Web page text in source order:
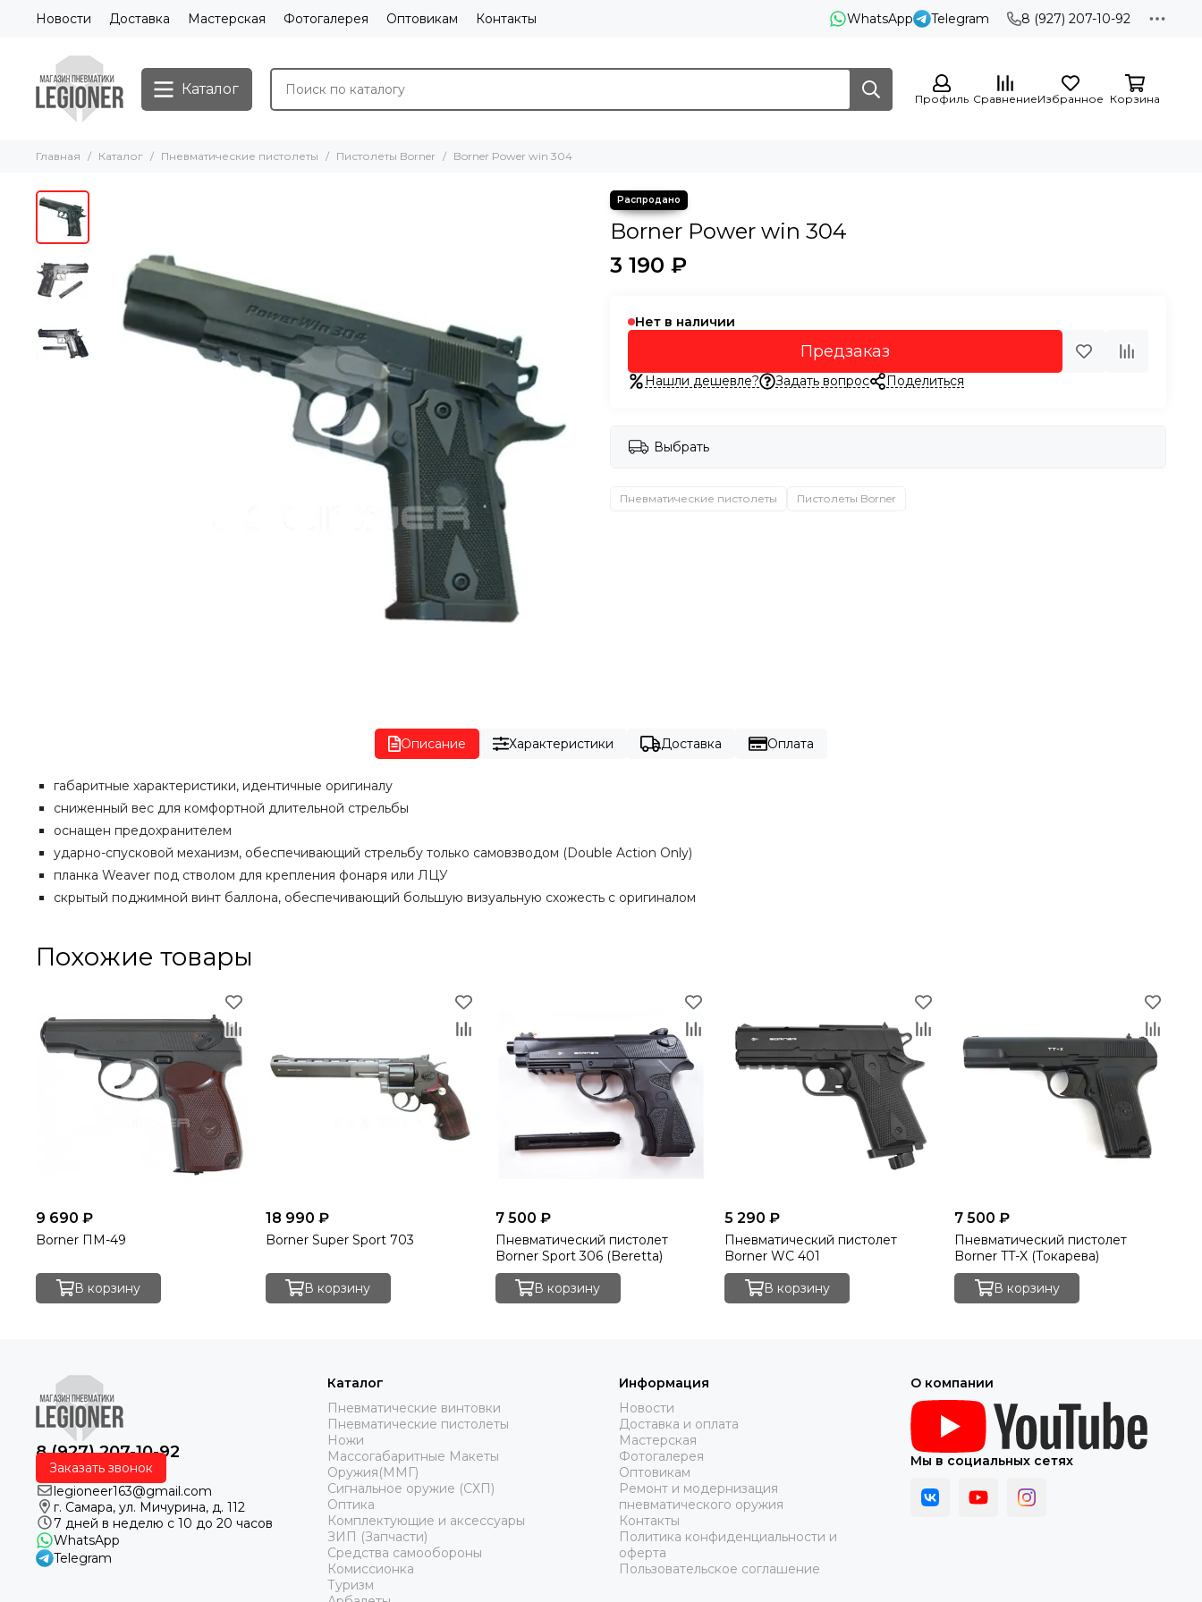
Новости Доставка Мастерская Фотогалерея Оптовикам Контакты WhatsApp Telegram 8 (927) 207-10-92
Каталог
Профиль СравнениеИзбранное Корзина
Главная Каталог Пневматические пистолеты Пистолеты Borner Borner Power win 304
Borner Power win 304
3 190 ₽
Нет в наличии
Предзаказ
Нашли дешевле? Задать вопрос Поделиться
Выбрать
Пневматические пистолеты Пистолеты Borner
Описание Характеристики Доставка Оплата
габаритные характеристики, идентичные оригиналу
сниженный вес для комфортной длительной стрельбы
оснащен предохранителем
ударно-спусковой механизм, обеспечивающий стрельбу только самовзводом (Double Action Only)
планка Weaver под стволом для крепления фонаря или ЛЦУ
скрытый поджимной винт баллона, обеспечивающий большую визуальную схожесть с оригиналом
Похожие товары
9 690 ₽
Borner ПМ-49
В корзину
18 990 ₽
Borner Super Sport 703
В корзину
7 500 ₽
Пневматический пистолет
Borner Sport 306 (Beretta)
В корзину
5 290 ₽
Пневматический пистолет
Borner WC 401
В корзину
7 500 ₽
Пневматический пистолет
Borner TT-X (Токарева)
В корзину
8 (927) 207-10-92
Заказать звонок
legioneer163@gmail.com
г. Самара, ул. Мичурина, д. 112
7 дней в неделю с 10 до 20 часов
WhatsApp
Telegram
Каталог
Пневматические винтовки
Пневматические пистолеты
Ножи
Массогабаритные Макеты
Оружия(ММГ)
Сигнальное оружие (СХП)
Оптика
Комплектующие и аксессуары
ЗИП (Запчасти)
Средства самообороны
Комиссионка
Туризм
Информация
Новости
Доставка и оплата
Мастерская
Фотогалерея
Оптовикам
Ремонт и модернизация
пневматического оружия
Контакты
Политика конфиденциальности и
оферта
Пользовательское соглашение
О компании
Мы в социальных сетях